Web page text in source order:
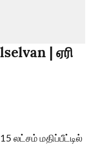
| ஏரி
லட்சம் மதிப்பீட்டில்